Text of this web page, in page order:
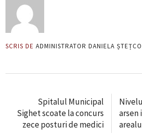
SCRIS DE ADMINISTRATOR DANIELA ȘTEȚCO
Spitalul Municipal
Sighet scoate la concurs
zece posturi de medici